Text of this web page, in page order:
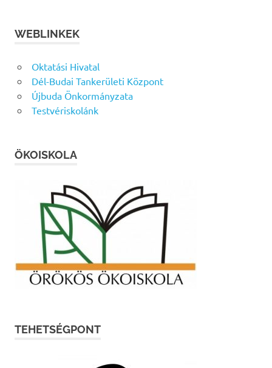
WEBLINKEK
Oktatási Hivatal
Dél-Budai Tankerületi Központ
Újbuda Önkormányzata
Testvériskolánk
ÖKOISKOLA
TEHETSÉGPONT